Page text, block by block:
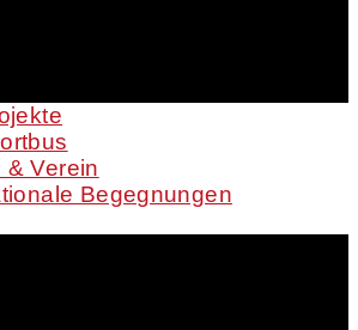
& Verein
Begegnungen